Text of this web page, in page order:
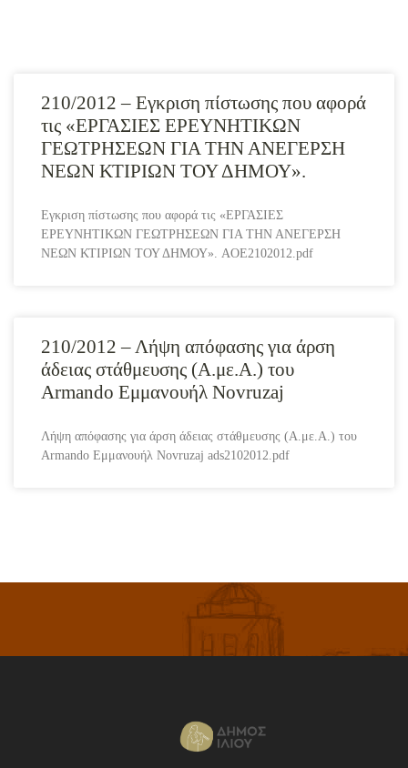
210/2012 – Εγκριση πίστωσης που αφορά
τις «ΕΡΓΑΣΙΕΣ ΕΡΕΥΝΗΤΙΚΩΝ
ΓΕΩΤΡΗΣΕΩΝ ΓΙΑ ΤΗΝ ΑΝΕΓΕΡΣΗ
ΝΕΩΝ ΚΤΙΡΙΩΝ ΤΟΥ ΔΗΜΟΥ».
Εγκριση πίστωσης που αφορά τις «ΕΡΓΑΣΙΕΣ
ΕΡΕΥΝΗΤΙΚΩΝ ΓΕΩΤΡΗΣΕΩΝ ΓΙΑ ΤΗΝ ΑΝΕΓΕΡΣΗ
ΝΕΩΝ ΚΤΙΡΙΩΝ ΤΟΥ ΔΗΜΟΥ». AOE2102012.pdf
210/2012 – Λήψη απόφασης για άρση
άδειας στάθμευσης (Α.με.Α.) του
Armando Εμμανουήλ Novruzaj
Λήψη απόφασης για άρση άδειας στάθμευσης (Α.με.Α.) του
Armando Εμμανουήλ Novruzaj ads2102012.pdf